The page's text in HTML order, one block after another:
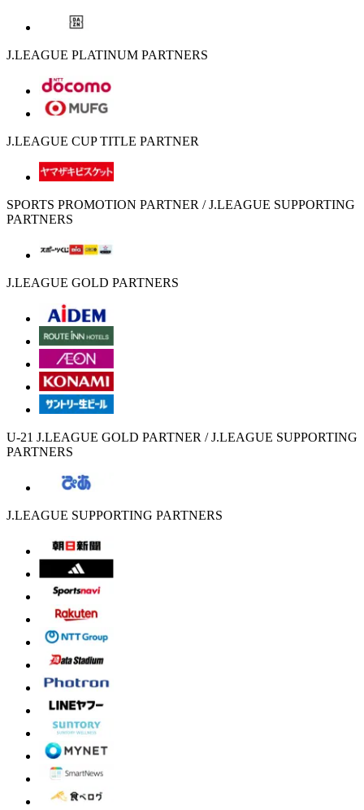
J.LEAGUE PLATINUM PARTNERS
J.LEAGUE CUP TITLE PARTNER
SPORTS PROMOTION PARTNER / J.LEAGUE SUPPORTING
PARTNERS
J.LEAGUE GOLD PARTNERS
U-21 J.LEAGUE GOLD PARTNER / J.LEAGUE SUPPORTING
PARTNERS
J.LEAGUE SUPPORTING PARTNERS